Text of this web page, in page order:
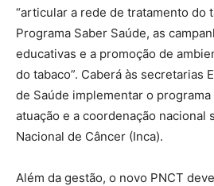
“articular a rede de tratamento do
Programa Saber Saúde, as
educativas e a promoção de
do tabaco”. Caberá às secretarias
de Saúde implementar o programa
atuação e a coordenação nacional
Nacional de Câncer (Inca).
Além da gestão, o novo PNCT